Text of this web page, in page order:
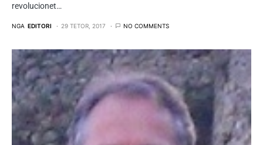
revolucionet…
NGA EDITORI 29 TETOR, 2017 NO COMMENTS